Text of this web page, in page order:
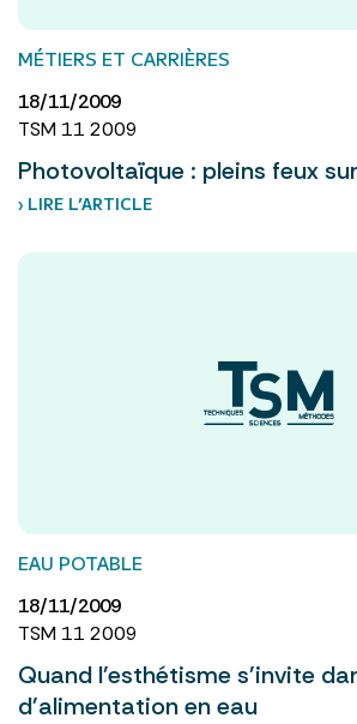
MÉTIERS ET CARRIÈRES
18/11/2009
TSM 11 2009
Photovoltaïque : pleins feux
› LIRE L’ARTICLE
EAU POTABLE
18/11/2009
TSM 11 2009
Quand l'esthétisme s'invite
d'alimentation en eau